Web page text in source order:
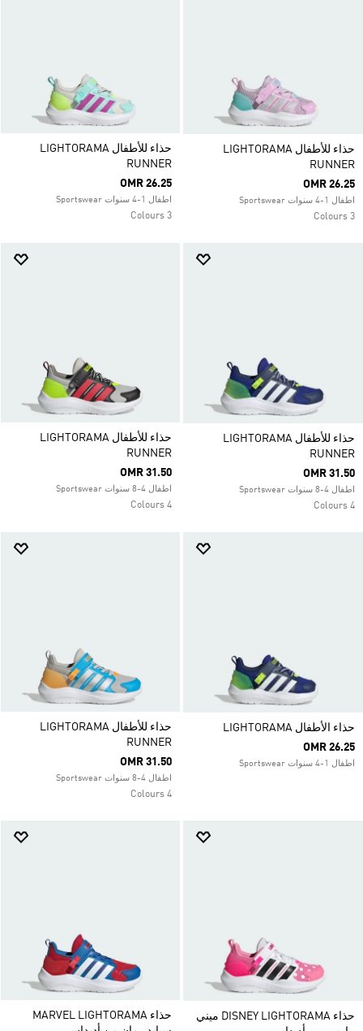
حذاء للأطفال LIGHTORAMA
RUNNER
OMR 26.25
اطفال 1-4 سنوات Sportswear
3 Colours
حذاء للأطفال LIGHTORAMA
RUNNER
OMR 26.25
اطفال 1-4 سنوات Sportswear
3 Colours
حذاء للأطفال LIGHTORAMA
RUNNER
OMR 31.50
اطفال 4-8 سنوات Sportswear
4 Colours
حذاء للأطفال LIGHTORAMA
RUNNER
OMR 31.50
اطفال 4-8 سنوات Sportswear
4 Colours
حذاء الأطفال LIGHTORAMA
OMR 26.25
اطفال 1-4 سنوات Sportswear
حذاء للأطفال LIGHTORAMA
RUNNER
OMR 31.50
اطفال 4-8 سنوات Sportswear
4 Colours
حذاء DISNEY LIGHTORAMA ميني
حذاء MARVEL LIGHTORAMA